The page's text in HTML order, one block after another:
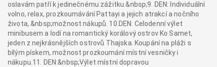
oslavám patří k jedinečnému zážitku.&nbsp;9. DEN: Individuální
volno, relax, prozkoumávání Pattayi a jejich atrakcí a nočního
života, &nbsp;možnost nákupů. 10.DEN: Celodenní výlet
minibusem a lodí na romantický korálový ostrov Ko Samet,
jeden z nejkrásnějších ostrovů Thajska. Koupání na pláži s
bílým pískem, možnost prozkoumání místní vesničky i
nákupu.11. DEN:&nbsp;Výlet místní dopravou